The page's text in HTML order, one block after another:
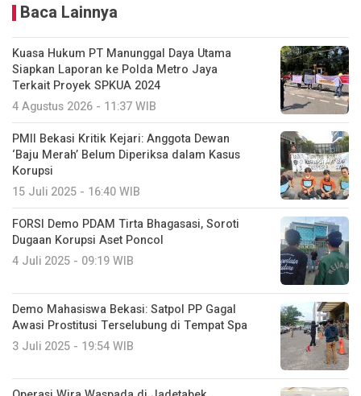
Baca Lainnya
Kuasa Hukum PT Manunggal Daya Utama
Siapkan Laporan ke Polda Metro Jaya
Terkait Proyek SPKUA 2024
4 Agustus 2026 - 11:37 WIB
PMII Bekasi Kritik Kejari: Anggota Dewan
‘Baju Merah’ Belum Diperiksa dalam Kasus
Korupsi
15 Juli 2025 - 16:40 WIB
FORSI Demo PDAM Tirta Bhagasasi, Soroti
Dugaan Korupsi Aset Poncol
4 Juli 2025 - 09:19 WIB
Demo Mahasiswa Bekasi: Satpol PP Gagal
Awasi Prostitusi Terselubung di Tempat Spa
3 Juli 2025 - 19:54 WIB